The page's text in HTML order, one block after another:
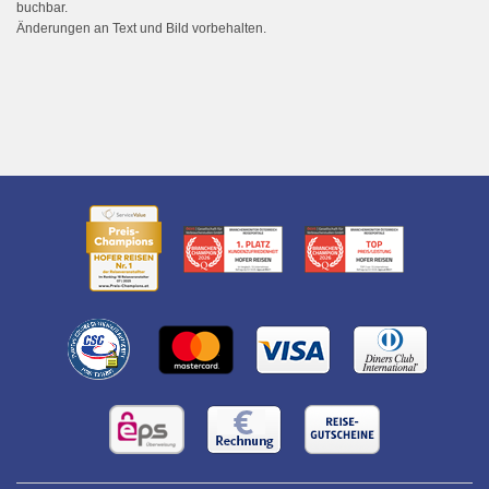
buchbar.
Änderungen an Text und Bild vorbehalten.